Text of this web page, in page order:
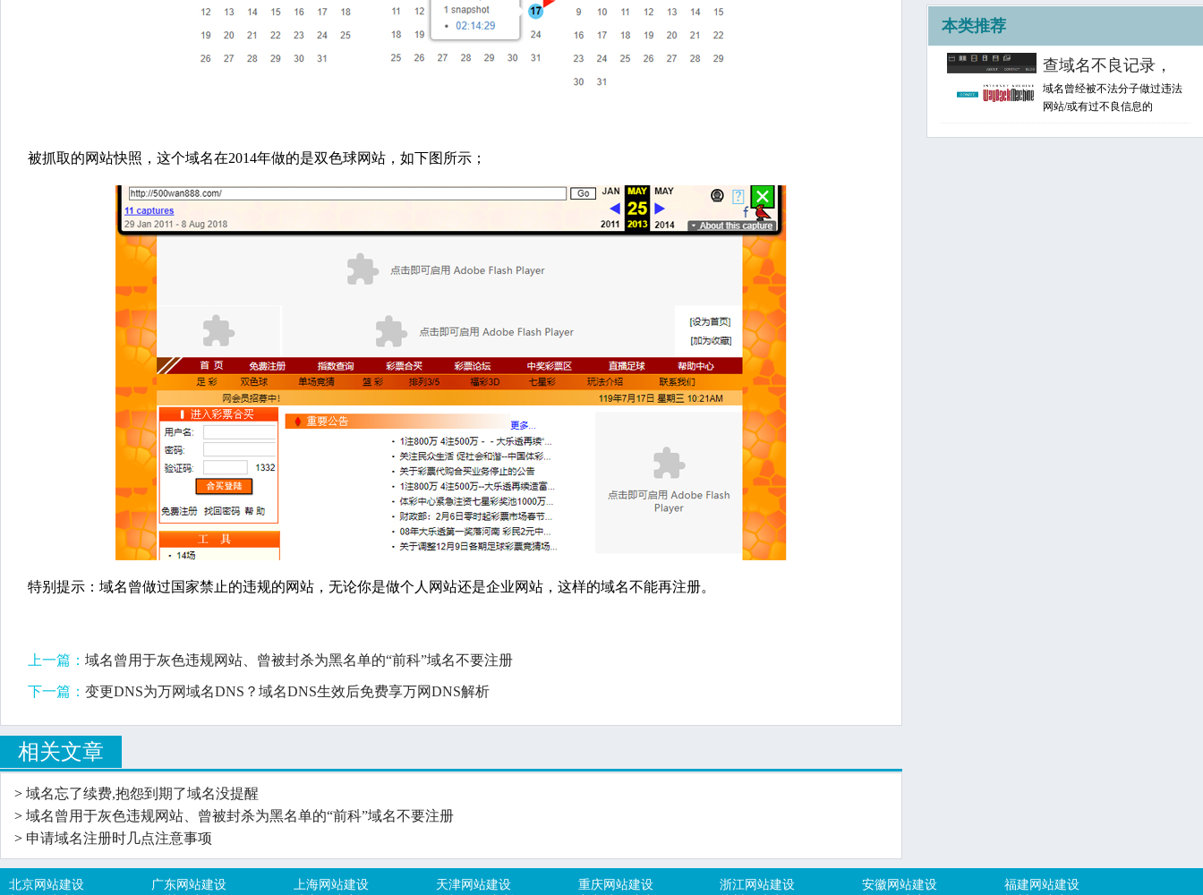
被抓取的网站快照，这个域名在2014年做的是双色球网站，如下图所示；
特别提示：域名曾做过国家禁止的违规的网站，无论你是做个人 网站还是企业网站，这样的域名不能再注册。
上一篇： 域名曾用于灰色违规网站、曾被封杀为黑名单的“前科”域名不要注册
下一篇： 变更DNS为万网域名DNS？域名DNS生效后免费享万网DNS解析
相关文章
> 域名忘了续费,抱怨到期了域名没提醒
> 域名曾用于灰色违规网站、曾被封杀为黑名单的“前科”域名不要注册
> 申请域名注册时几点注意事项
本类推荐
查域名不良记录，
域名曾经被不法分子做过违法
网站/或有过不良信息的
北京网站建设
广东网站建设
上海网站建设
天津网站建设
重庆网站建设
浙江网站建设
安徽网站建设
福建网站建设